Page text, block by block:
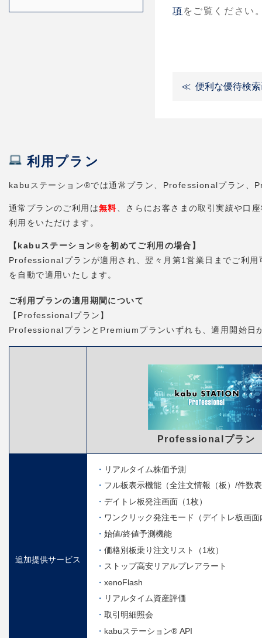
項 をご覧ください
便利な優待検
利用プラン
kabuステーション®では通常プラン、Professionalプラン、
通常プランのご利用は無料 、さらにお客さまの取引実績や
利用をいただけます。
【kabuステーション®を初めてご利用の場合】
Professionalプランが適用され、翌々月第1営業日までご利
を自動で適用いたします。
ご利用プランの適用期間について
【Professionalプラン】
ProfessionalプランとPremiumプランいずれも、適用開始日
Professionalプラン
追加提供サービス
リアルタイム株価予測
フル板表示機能（全注文情報（板）/件数
デイトレ板発注画面（1枚）
ワンクリック発注モード（デイトレ板画面
始値/終値予測機能
価格別板乗り注文リスト（1枚）
ストップ高安リアルプレアラート
xenoFlash
リアルタイム資産評価
取引明細照会
kabuステーション® API